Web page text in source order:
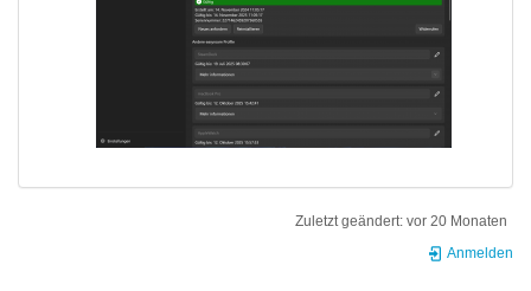
Zuletzt geändert: vor 20 Monaten
Anmelden